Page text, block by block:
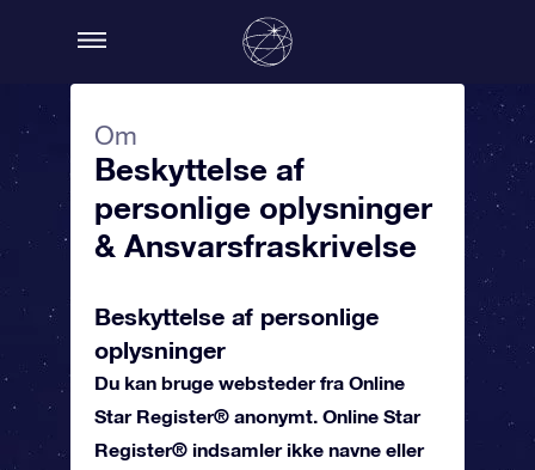
Om
Beskyttelse af
personlige oplysninger
& Ansvarsfraskrivelse
Beskyttelse af personlige
oplysninger
Du kan bruge websteder fra Online
Star Register® anonymt. Online Star
Register® indsamler ikke navne eller